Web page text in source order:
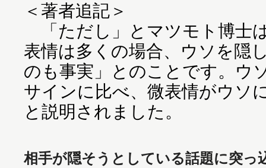
＜著者追記＞
「ただし」とマツモト博士
表情は多くの場合、ウソを隠
のも事実」とのことです。ウ
サインに比べ、微表情がウソ
と説明されました。
相手が隠そうとしている話題に突っ